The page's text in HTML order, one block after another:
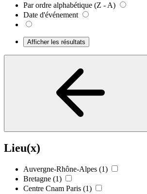
Par ordre alphabétique (Z - A)
Date d'événement
Afficher les résultats
Lieu(x)
Auvergne-Rhône-Alpes (1)
Bretagne (1)
Centre Cnam Paris (1)